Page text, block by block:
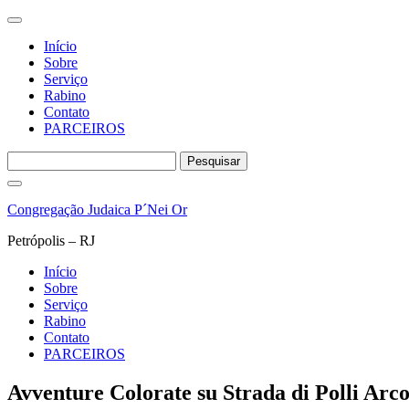
Início
Sobre
Serviço
Rabino
Contato
PARCEIROS
por:
Pular
o
Congregação Judaica P´Nei Or
Petrópolis – RJ
Início
Sobre
Serviço
Rabino
Contato
PARCEIROS
Avventure Colorate su Strada di Polli